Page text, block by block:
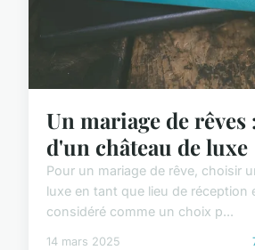
Un mariage de
d'un château de luxe
Pour un mariage de rêve, choisir
luxe en tant que lieu de réception
considéré comme un choix p...
14 mars 2025